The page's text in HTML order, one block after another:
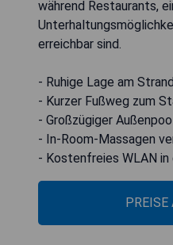
während Restaurants,
erreichbar sind.
- Ruhige Lage am Strand
- Kurzer Fußweg zum
- Großzügiger
- In-Room-Massagen
- Kostenfreies WLAN in
PREISE